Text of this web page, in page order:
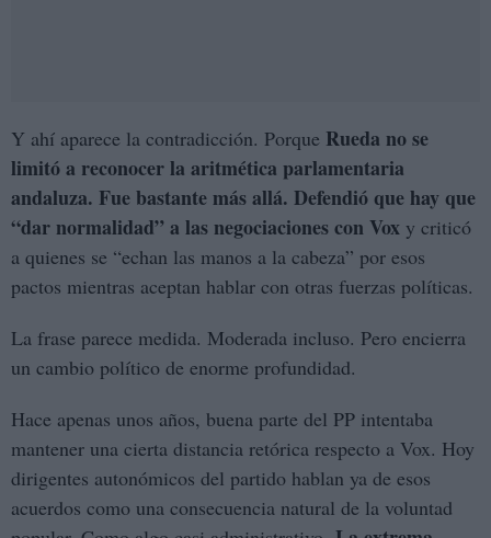
Y ahí aparece la contradicción. Porque Rueda no se
limitó a reconocer la aritmética parlamentaria
andaluza. Fue bastante más allá. Defendió que hay que
“dar normalidad” a las negociaciones con Vox y criticó
a quienes se “echan las manos a la cabeza” por esos
pactos mientras aceptan hablar con otras fuerzas políticas.
La frase parece medida. Moderada incluso. Pero encierra
un cambio político de enorme profundidad.
Hace apenas unos años, buena parte del PP intentaba
mantener una cierta distancia retórica respecto a Vox. Hoy
dirigentes autonómicos del partido hablan ya de esos
acuerdos como una consecuencia natural de la voluntad